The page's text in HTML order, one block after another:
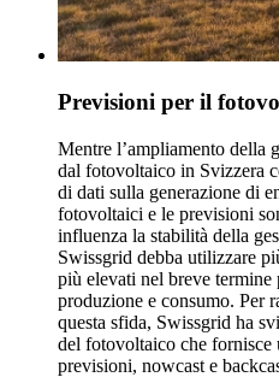
Previsioni per il
Mentre l’ampliamento della
dal fotovoltaico in Svizzera
di dati sulla generazione di
fotovoltaici e le previsioni
influenza la stabilità della
Swissgrid debba utilizzare
più elevati nel breve
produzione e consumo. Per
questa sfida, Swissgrid ha
del fotovoltaico che fornisce
previsioni, nowcast e